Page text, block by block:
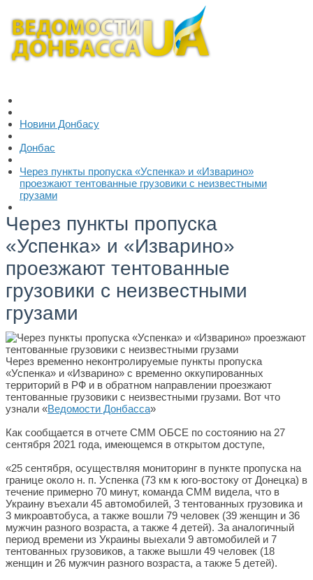
Новини Донбасу
Донбас
Через пункты пропуска «Успенка» и «Изварино»
проезжают тентованные грузовики с неизвестными
грузами
Через пункты пропуска
«Успенка» и «Изварино»
проезжают тентованные
грузовики с неизвестными
грузами
Через временно неконтролируемые пункты пропуска
«Успенка» и «Изварино» с временно оккупированных
территорий в РФ и в обратном направлении проезжают
тентованные грузовики с неизвестными грузами. Вот что
узнали «Ведомости Донбасса»
Как сообщается в отчете СММ ОБСЕ по состоянию на 27
сентября 2021 года, имеющемся в открытом доступе,
«25 сентября, осуществляя мониторинг в пункте пропуска на
границе около н. п. Успенка (73 км к юго-востоку от Донецка) в
течение примерно 70 минут, команда СММ видела, что в
Украину въехали 45 автомобилей, 3 тентованных грузовика и
3 микроавтобуса, а также вошли 79 человек (39 женщин и 36
мужчин разного возраста, а также 4 детей). За аналогичный
период времени из Украины выехали 9 автомобилей и 7
тентованных грузовиков, а также вышли 49 человек (18
женщин и 26 мужчин разного возраста, а также 5 детей).